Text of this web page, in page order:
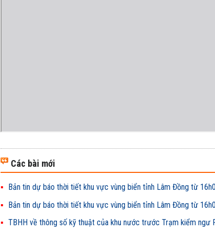
Các bài mới
Bản tin dự báo thời tiết khu vực vùng biển tỉnh Lâm Đồng từ
Bản tin dự báo thời tiết khu vực vùng biển tỉnh Lâm Đồng từ
TBHH về thông số kỹ thuật của khu nước trước Trạm kiểm ngư